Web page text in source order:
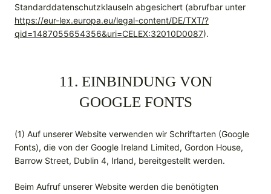
Standarddatenschutzklauseln abgesichert (abrufbar unter
https://eur-lex.europa.eu/legal-content/DE/TXT/?
qid=1487055654356&uri=CELEX:32010D0087).
11. EINBINDUNG VON
GOOGLE FONTS
(1) Auf unserer Website verwenden wir Schriftarten (Google
Fonts), die von der Google Ireland Limited, Gordon House,
Barrow Street, Dublin 4, Irland, bereitgestellt werden.
Beim Aufruf unserer Website werden die benötigten